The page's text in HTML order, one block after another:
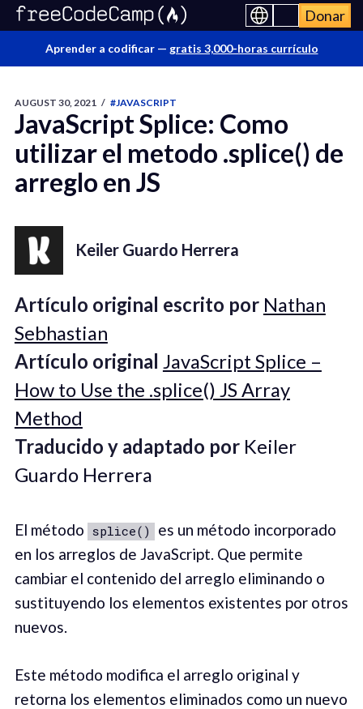
Donar
Aprender a codificar — gratis 3,000-horas currículo
AUGUST 30, 2021 / #JAVASCRIPT
JavaScript Splice: Como
utilizar el metodo .splice() de
arreglo en JS
Keiler Guardo Herrera
Artículo original escrito por Nathan
Sebhastian
Artículo original JavaScript Splice –
How to Use the .splice() JS Array
Method
Traducido y adaptado por Keiler
Guardo Herrera
El método splice()
es un método incorporado
en los arreglos de JavaScript. Que permite
cambiar el contenido del arreglo eliminando o
sustituyendo los elementos existentes por otros
nuevos.
Este método modifica el arreglo original y
retorna los elementos eliminados como un nuevo